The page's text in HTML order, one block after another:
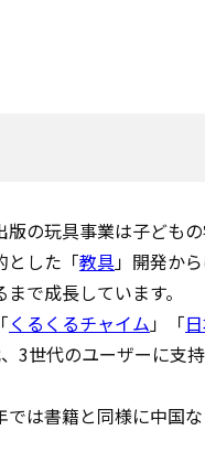
版の玩具事業は子ども
とした「教具」開発か
で成長しています。
くるくるチャイム」「
3世代のユーザーに支
では書籍と同様に中国